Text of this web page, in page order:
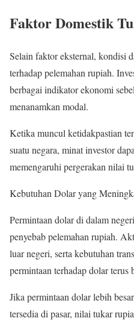
Faktor Domestik
Selain faktor eksternal, kondisi
terhadap pelemahan rupiah.
berbagai indikator ekonomi
menanamkan modal.
Ketika muncul ketidakpastian
suatu negara, minat investor
memengaruhi pergerakan nilai
Kebutuhan Dolar yang
Permintaan dolar di dalam
penyebab pelemahan rupiah.
luar negeri, serta kebutuhan
permintaan terhadap dolar terus
Jika permintaan dolar lebih
tersedia di pasar, nilai tukar